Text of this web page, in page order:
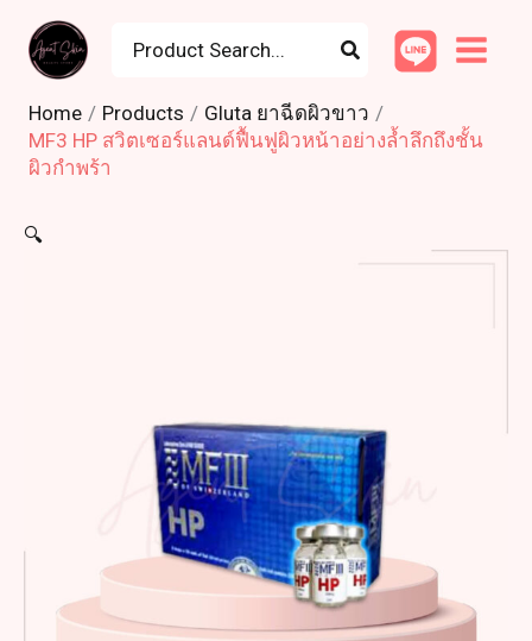
content
for:
Home Products
Gluta ยาฉีดผิวขาว
MF3 HP สวิตเซอร์แลนด์ฟื้นฟูผิวหน้าอย่างล้ำลึกถึงชั้น
ผิวกำพร้า
🔍